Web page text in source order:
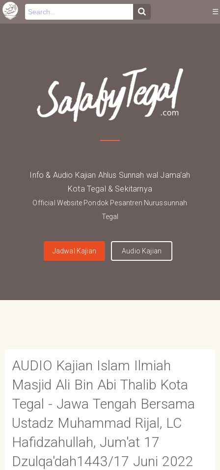
-->
☰
Info & Audio Kajian Ahlus Sunnah wal Jama'ah
Kota Tegal & Sekitarnya
Official Website Pondok Pesantren Nurussunnah
Tegal
Jadwal Kajian Audio Kajian
AUDIO Kajian Islam Ilmiah
Masjid Ali Bin Abi Thalib Kota
Tegal - Jawa Tengah Bersama
Ustadz Muhammad Rijal, LC
Hafidzahullah, Jum'at 17
Dzulqa'dah1443/17 Juni 2022